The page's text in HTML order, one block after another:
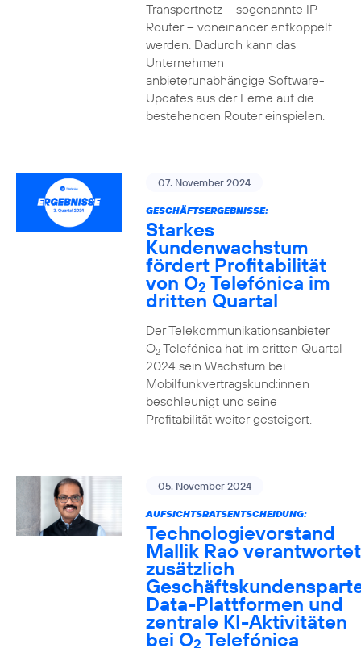
Transportnetz – sogenannte IP-
Router – voneinander entkoppelt
werden. Dadurch kann das
Unternehmen
anbieterunabhängige Software-
Updates aus der Ferne auf die
bestehenden Router einspielen.
07. November 2024
GESCHÄFTSERGEBNISSE:
Starkes
Kundenwachstum
fördert Profitabilität
von O2 Telefónica im
dritten Quartal
Der Telekommunikationsanbieter
O2Telefónica hat im dritten Quartal
2024 sein Wachstum bei
Mobilfunkvertragskund:innen
beschleunigt und seine
Profitabilität weiter gesteigert.
05. November 2024
AUFSICHTSRATSENTSCHEIDUNG:
Technologievorstand
Mallik Rao verantwortet
zusätzlich
Data-Plattformen und
zentrale KI-Aktivitäten
bei O2 Telefónica